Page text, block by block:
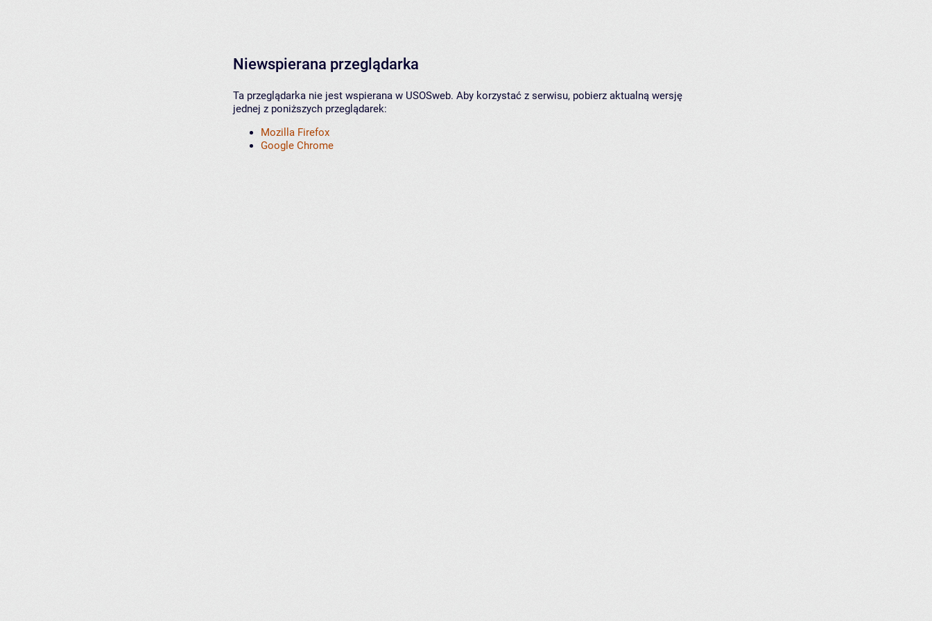
Niewspierana przeglądarka
Ta przeglądarka nie jest wspierana w USOSweb. Aby korzystać z serwisu, pobierz aktualną wersję
jednej z poniższych przeglądarek:
Mozilla Firefox
Google Chrome